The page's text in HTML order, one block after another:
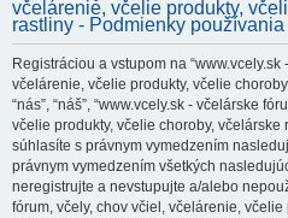
včelárenie, včelie produkty,
rastliny - Podmienky používania
Registráciou a vstupom na
včelárenie, včelie produkty, včelie
“nás”, “náš”, “www.vcely.sk - včelárske
včelie produkty, včelie choroby, včelárske
súhlasíte s právnym vymedzením
právnym vymedzením všetkých
neregistrujte a nevstupujte a/alebo
fórum, včely, chov včiel, včelárenie,